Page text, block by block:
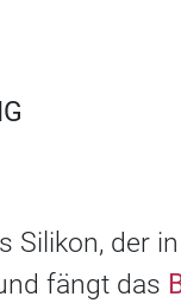
Silikon, der
fängt das